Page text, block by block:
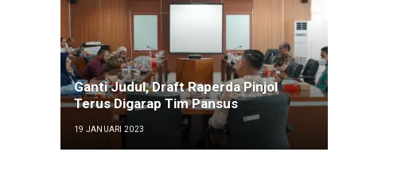
Ganti Judul, Draft Raperda Pinjol
Terus Digarap Tim Pansus
19 JANUARI 2023